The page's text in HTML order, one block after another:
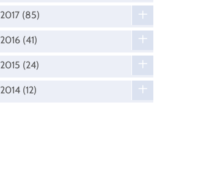
2017 (85)
2016 (41)
2015 (24)
2014 (12)